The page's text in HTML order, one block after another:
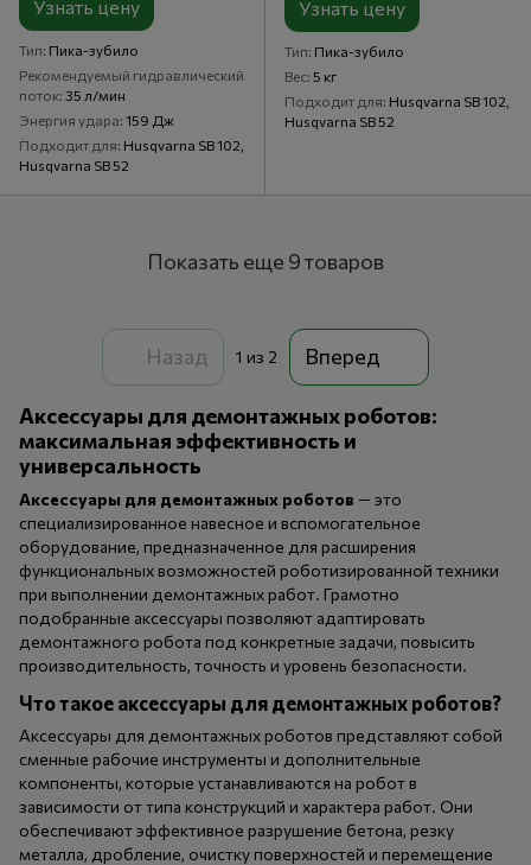
Узнать цену
Тип Пика-зубило
Рекомендуемый гидравлический
поток 35 л/мин
Энергия удара 159 Дж
Подходит для Husqvarna SB 102,
Husqvarna SB 52
Узнать цену
Тип Пика-зубило
Вес 5 кг
Подходит для Husqvarna SB 102,
Husqvarna SB 52
Показать еще 9 товаров
Назад 1 из 2 Вперед
Аксессуары для демонтажных роботов:
максимальная эффективность и
универсальность
Аксессуары для демонтажных роботов — это
специализированное навесное и вспомогательное
оборудование, предназначенное для расширения
функциональных возможностей роботизированной техники
при выполнении демонтажных работ. Грамотно
подобранные аксессуары позволяют адаптировать
демонтажного робота под конкретные задачи, повысить
производительность, точность и уровень безопасности.
Что такое аксессуары для демонтажных роботов?
Аксессуары для демонтажных роботов представляют собой
сменные рабочие инструменты и дополнительные
компоненты, которые устанавливаются на робот в
зависимости от типа конструкций и характера работ. Они
обеспечивают эффективное разрушение бетона, резку
металла, дробление, очистку поверхностей и перемещение